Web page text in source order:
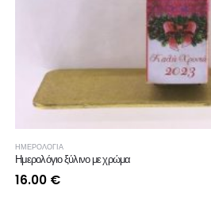
ΗΜΕΡΟΛΟΓΙΑ
Ημερολόγιο ξύλινο με χρώμα
16.00 €